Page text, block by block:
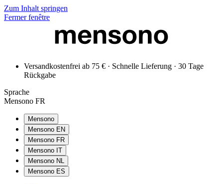
Zum Inhalt springen
Fermer fenêtre
Versandkostenfrei ab 75 € · Schnelle Lieferung · 30 Tage
Rückgabe
Sprache
Mensono FR
Mensono
Mensono EN
Mensono FR
Mensono IT
Mensono NL
Mensono ES